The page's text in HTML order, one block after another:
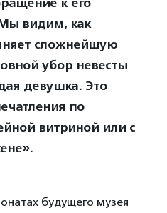
видим, как
сложнейшую
убор невесты
девушка. Это
по
витриной или с
будущего музея